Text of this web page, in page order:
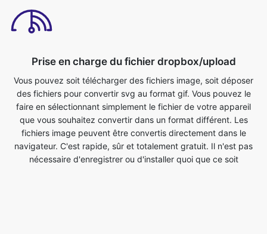
Prise en charge du fichier dropbox/upload
Vous pouvez soit télécharger des fichiers image, soit déposer
que vous souhaitez convertir dans un format différent. Les
fichiers image peuvent être convertis directement dans le
navigateur. C'est rapide, sûr et totalement gratuit. Il n'est pas
nécessaire d'enregistrer ou d'installer quoi que ce soit